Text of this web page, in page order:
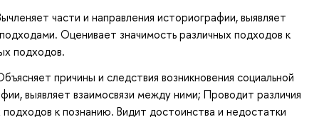
части и направления историографии, выявляет
Оценивает значимость различных подходов к
подходов.
причины и следствия возникновения социальной
выявляет взаимосвязи между ними; Проводит различия
к познанию. Видит достоинства и недостатки